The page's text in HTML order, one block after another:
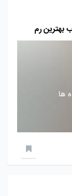
بهترین رم
ها